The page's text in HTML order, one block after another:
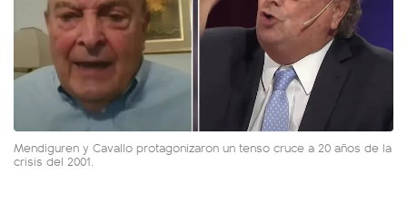
Mendiguren y Cavallo protagonizaron un tenso cruce a 20 años de la
crisis del 2001.